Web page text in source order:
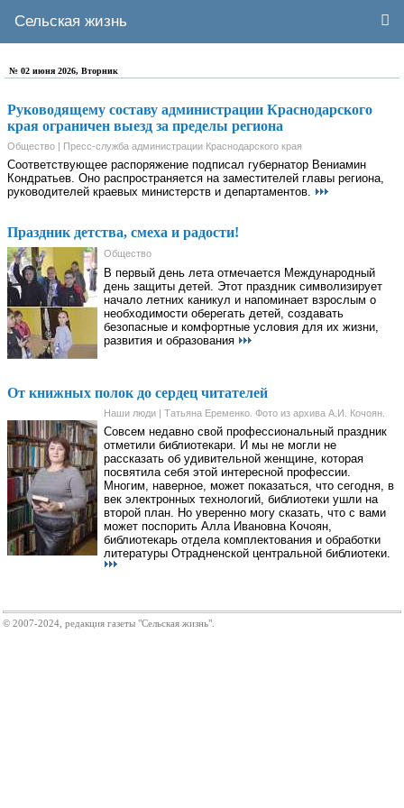
Сельская жизнь
№ 02 июня 2026, Вторник
Руководящему составу администрации Краснодарского
края ограничен выезд за пределы региона
Общество | Пресс-служба администрации Краснодарского края
Соответствующее распоряжение подписал губернатор Вениамин
Кондратьев. Оно распространяется на заместителей главы региона,
руководителей краевых министерств и департаментов.
Праздник детства, смеха и радости!
Общество
В первый день лета отмечается Международный
день защиты детей. Этот праздник символизирует
начало летних каникул и напоминает взрослым о
необходимости оберегать детей, создавать
безопасные и комфортные условия для их жизни,
развития и образования
От книжных полок до сердец читателей
Наши люди | Татьяна Еременко. Фото из архива А.И. Кочоян.
Совсем недавно свой профессиональный праздник
отметили библиотекари. И мы не могли не
рассказать об удивительной женщине, которая
посвятила себя этой интересной профессии.
Многим, наверное, может показаться, что сегодня, в
век электронных технологий, библиотеки ушли на
второй план. Но уверенно могу сказать, что с вами
может поспорить Алла Ивановна Кочоян,
библиотекарь отдела комплектования и обработки
литературы Отрадненской центральной библиотеки.
© 2007-2024, редакция газеты "Сельская жизнь".